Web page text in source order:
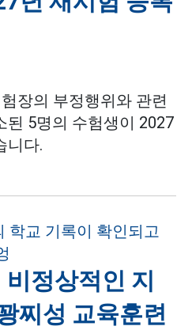
장의 부정행위와 관련
된 5명의 수험생이 2027
니다.
정상적인 지
찌성 교육훈련